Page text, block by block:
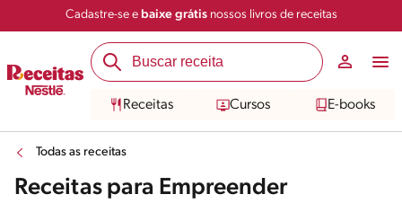
Cadastre-se e baixe grátisnossos livros de receitas
Receitas Cursos E-books
Todas as receitas
Receitas para Empreender